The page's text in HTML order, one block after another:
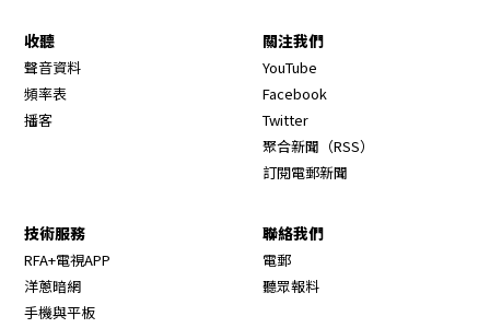
收聽
聲音資料
頻率表
播客
關注我們
YouTube
Facebook
Twitter
聚合新聞（RSS）
訂閱電郵新聞
技術服務
RFA+電視APP
洋蔥暗網
手機與平板
聯絡我們
電郵
聽眾報料